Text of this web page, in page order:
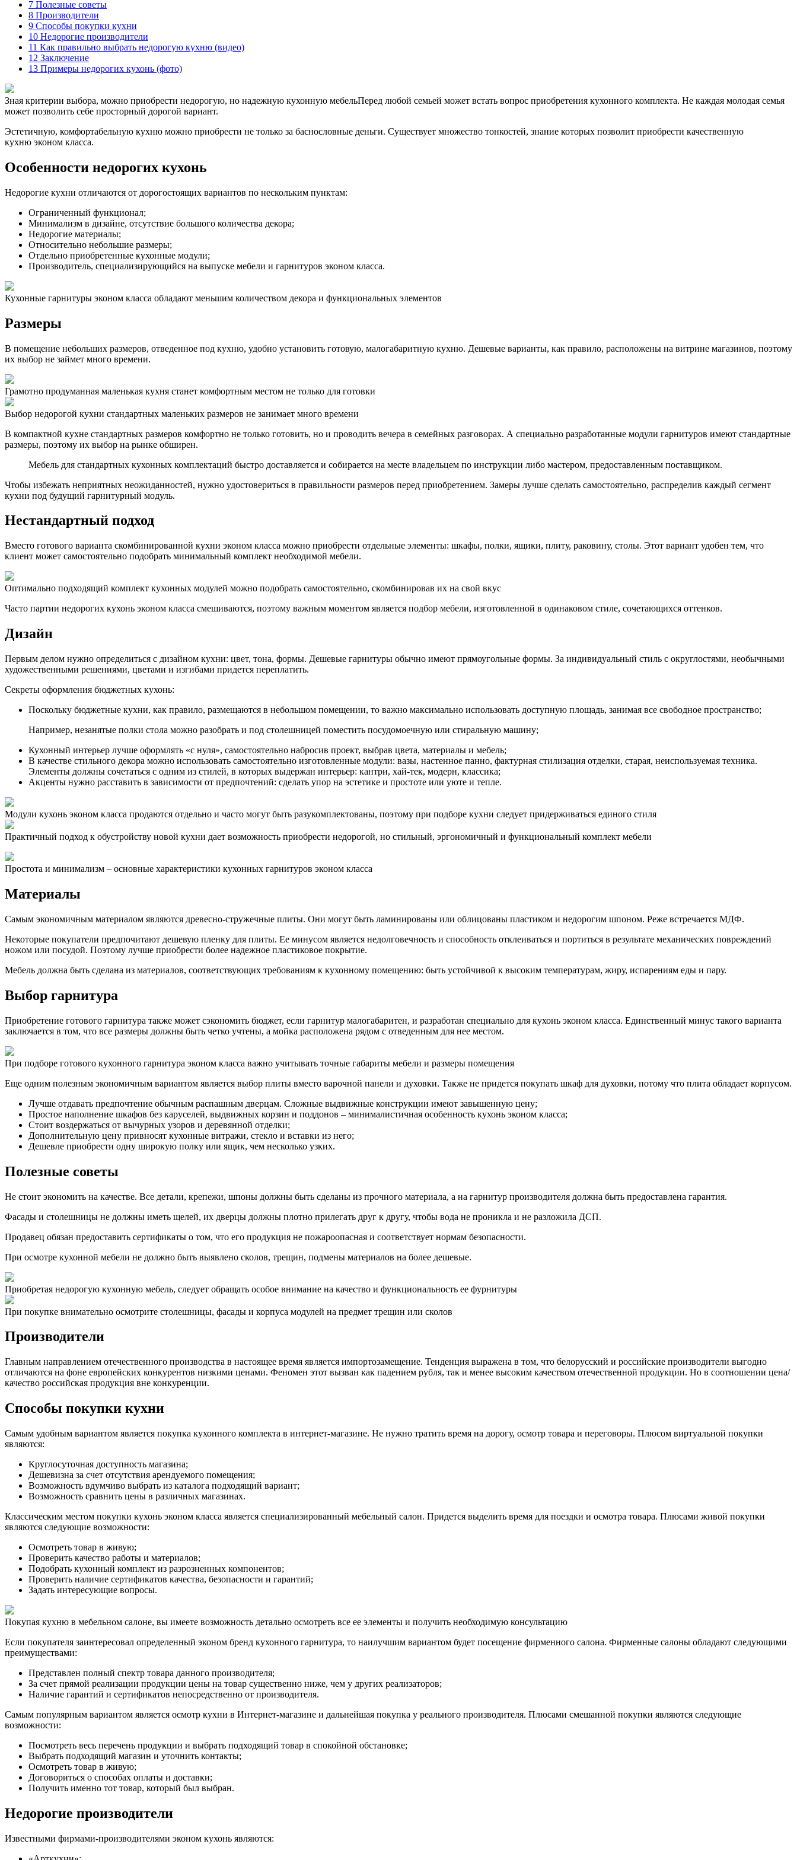
7 Полезные советы
8 Производители
9 Способы покупки кухни
10 Недорогие производители
11 Как правильно выбрать недорогую кухню (видео)
12 Заключение
13 Примеры недорогих кухонь (фото)
Зная критерии выбора, можно приобрести недорогую, но надежную кухонную мебельПеред любой семьей может встать вопрос приобретения кухонного комплекта. Не каждая молодая семья
может позволить себе просторный дорогой вариант.
Эстетичную, комфортабельную кухню можно приобрести не только за баснословные деньги. Существует множество тонкостей, знание которых позволит приобрести качественную
кухню эконом класса.
Особенности недорогих кухонь
Недорогие кухни отличаются от дорогостоящих вариантов по нескольким пунктам:
Ограниченный функционал;
Минимализм в дизайне, отсутствие большого количества декора;
Недорогие материалы;
Относительно небольшие размеры;
Отдельно приобретенные кухонные модули;
Производитель, специализирующийся на выпуске мебели и гарнитуров эконом класса.
Кухонные гарнитуры эконом класса обладают меньшим количеством декора и функциональных элементов
Размеры
В помещение небольших размеров, отведенное под кухню, удобно установить готовую, малогабаритную кухню. Дешевые варианты, как правило, расположены на витрине магазинов, поэтому
их выбор не займет много времени.
Грамотно продуманная маленькая кухня станет комфортным местом не только для готовки
Выбор недорогой кухни стандартных маленьких размеров не занимает много времени
В компактной кухне стандартных размеров комфортно не только готовить, но и проводить вечера в семейных разговорах. А специально разработанные модули гарнитуров имеют стандартные
размеры, поэтому их выбор на рынке обширен.
Мебель для стандартных кухонных комплектаций быстро доставляется и собирается на месте владельцем по инструкции либо мастером, предоставленным поставщиком.
Чтобы избежать неприятных неожиданностей, нужно удостовериться в правильности размеров перед приобретением. Замеры лучше сделать самостоятельно, распределив каждый сегмент
кухни под будущий гарнитурный модуль.
Нестандартный подход
Вместо готового варианта скомбинированной кухни эконом класса можно приобрести отдельные элементы: шкафы, полки, ящики, плиту, раковину, столы. Этот вариант удобен тем, что
клиент может самостоятельно подобрать минимальный комплект необходимой мебели.
Оптимально подходящий комплект кухонных модулей можно подобрать самостоятельно, скомбинировав их на свой вкус
Часто партии недорогих кухонь эконом класса смешиваются, поэтому важным моментом является подбор мебели, изготовленной в одинаковом стиле, сочетающихся оттенков.
Дизайн
Первым делом нужно определиться с дизайном кухни: цвет, тона, формы. Дешевые гарнитуры обычно имеют прямоугольные формы. За индивидуальный стиль с округлостями, необычными
художественными решениями, цветами и изгибами придется переплатить.
Секреты оформления бюджетных кухонь:
Поскольку бюджетные кухни, как правило, размещаются в небольшом помещении, то важно максимально использовать доступную площадь, занимая все свободное пространство;
Например, незанятые полки стола можно разобрать и под столешницей поместить посудомоечную или стиральную машину;
Кухонный интерьер лучше оформлять «с нуля», самостоятельно набросив проект, выбрав цвета, материалы и мебель;
В качестве стильного декора можно использовать самостоятельно изготовленные модули: вазы, настенное панно, фактурная стилизация отделки, старая, неиспользуемая техника.
Элементы должны сочетаться с одним из стилей, в которых выдержан интерьер: кантри, хай-тек, модерн, классика;
Акценты нужно расставить в зависимости от предпочтений: сделать упор на эстетике и простоте или уюте и тепле.
Модули кухонь эконом класса продаются отдельно и часто могут быть разукомплектованы, поэтому при подборе кухни следует придерживаться единого стиля
Практичный подход к обустройству новой кухни дает возможность приобрести недорогой, но стильный, эргономичный и функциональный комплект мебели
Простота и минимализм – основные характеристики кухонных гарнитуров эконом класса
Материалы
Самым экономичным материалом являются древесно-стружечные плиты. Они могут быть ламинированы или облицованы пластиком и недорогим шпоном. Реже встречается МДФ.
Некоторые покупатели предпочитают дешевую пленку для плиты. Ее минусом является недолговечность и способность отклеиваться и портиться в результате механических повреждений
ножом или посудой. Поэтому лучше приобрести более надежное пластиковое покрытие.
Мебель должна быть сделана из материалов, соответствующих требованиям к кухонному помещению: быть устойчивой к высоким температурам, жиру, испарениям еды и пару.
Выбор гарнитура
Приобретение готового гарнитура также может сэкономить бюджет, если гарнитур малогабаритен, и разработан специально для кухонь эконом класса. Единственный минус такого варианта
заключается в том, что все размеры должны быть четко учтены, а мойка расположена рядом с отведенным для нее местом.
При подборе готового кухонного гарнитура эконом класса важно учитывать точные габариты мебели и размеры помещения
Еще одним полезным экономичным вариантом является выбор плиты вместо варочной панели и духовки. Также не придется покупать шкаф для духовки, потому что плита обладает корпусом.
Лучше отдавать предпочтение обычным распашным дверцам. Сложные выдвижные конструкции имеют завышенную цену;
Простое наполнение шкафов без каруселей, выдвижных корзин и поддонов – минималистичная особенность кухонь эконом класса;
Стоит воздержаться от вычурных узоров и деревянной отделки;
Дополнительную цену привносят кухонные витражи, стекло и вставки из него;
Дешевле приобрести одну широкую полку или ящик, чем несколько узких.
Полезные советы
Не стоит экономить на качестве. Все детали, крепежи, шпоны должны быть сделаны из прочного материала, а на гарнитур производителя должна быть предоставлена гарантия.
Фасады и столешницы не должны иметь щелей, их дверцы должны плотно прилегать друг к другу, чтобы вода не проникла и не разложила ДСП.
Продавец обязан предоставить сертификаты о том, что его продукция не пожароопасная и соответствует нормам безопасности.
При осмотре кухонной мебели не должно быть выявлено сколов, трещин, подмены материалов на более дешевые.
Приобретая недорогую кухонную мебель, следует обращать особое внимание на качество и функциональность ее фурнитуры
При покупке внимательно осмотрите столешницы, фасады и корпуса модулей на предмет трещин или сколов
Производители
Главным направлением отечественного производства в настоящее время является импортозамещение. Тенденция выражена в том, что белорусский и российские производители выгодно
отличаются на фоне европейских конкурентов низкими ценами. Феномен этот вызван как падением рубля, так и менее высоким качеством отечественной продукции. Но в соотношении цена/
качество российская продукция вне конкуренции.
Способы покупки кухни
Самым удобным вариантом является покупка кухонного комплекта в интернет-магазине. Не нужно тратить время на дорогу, осмотр товара и переговоры. Плюсом виртуальной покупки
являются:
Круглосуточная доступность магазина;
Дешевизна за счет отсутствия арендуемого помещения;
Возможность вдумчиво выбрать из каталога подходящий вариант;
Возможность сравнить цены в различных магазинах.
Классическим местом покупки кухонь эконом класса является специализированный мебельный салон. Придется выделить время для поездки и осмотра товара. Плюсами живой покупки
являются следующие возможности:
Осмотреть товар в живую;
Проверить качество работы и материалов;
Подобрать кухонный комплект из разрозненных компонентов;
Проверить наличие сертификатов качества, безопасности и гарантий;
Задать интересующие вопросы.
Покупая кухню в мебельном салоне, вы имеете возможность детально осмотреть все ее элементы и получить необходимую консультацию
Если покупателя заинтересовал определенный эконом бренд кухонного гарнитура, то наилучшим вариантом будет посещение фирменного салона. Фирменные салоны обладают следующими
преимуществами:
Представлен полный спектр товара данного производителя;
За счет прямой реализации продукции цены на товар существенно ниже, чем у других реализаторов;
Наличие гарантий и сертификатов непосредственно от производителя.
Самым популярным вариантом является осмотр кухни в Интернет-магазине и дальнейшая покупка у реального производителя. Плюсами смешанной покупки являются следующие
возможности:
Посмотреть весь перечень продукции и выбрать подходящий товар в спокойной обстановке;
Выбрать подходящий магазин и уточнить контакты;
Осмотреть товар в живую;
Договориться о способах оплаты и доставки;
Получить именно тот товар, который был выбран.
Недорогие производители
Известными фирмами-производителями эконом кухонь являются: